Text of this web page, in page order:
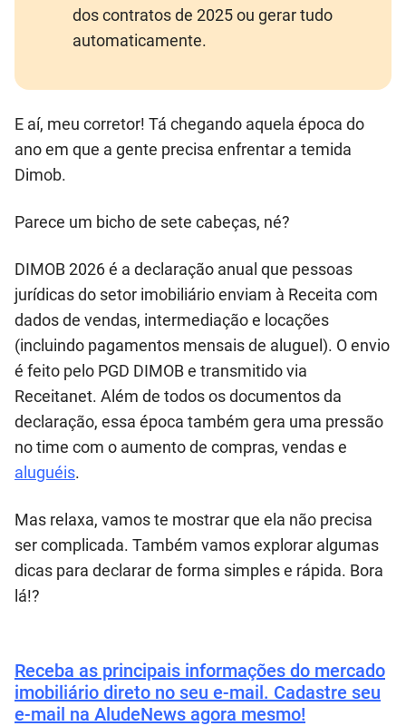
dos contratos de 2025 ou gerar tudo
automaticamente.
E aí, meu corretor! Tá chegando aquela época do
ano em que a gente precisa enfrentar a temida
Dimob.
Parece um bicho de sete cabeças, né?
DIMOB 2026 é a declaração anual que pessoas
jurídicas do setor imobiliário enviam à Receita com
dados de vendas, intermediação e locações
(incluindo pagamentos mensais de aluguel). O envio
é feito pelo PGD DIMOB e transmitido via
Receitanet. Além de todos os documentos da
declaração, essa época também gera uma pressão
no time com o aumento de compras, vendas e
aluguéis.
Mas relaxa, vamos te mostrar que ela não precisa
ser complicada. Também vamos explorar algumas
dicas para declarar de forma simples e rápida. Bora
lá!?
Receba as principais informações do mercado
imobiliário direto no seu e-mail. Cadastre seu
e-mail na AludeNews agora mesmo!